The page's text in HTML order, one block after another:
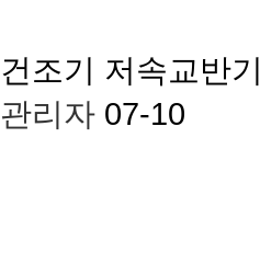
건조기 저속교반기
관리자 07-10